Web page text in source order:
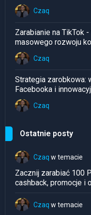
Czaq
Zarabianie na TikTok
masowego rozwoju
Czaq
Strategia zarobkowa:
Facebooka i
Czaq
Ostatnie posty
Czaq w temacie
Zacznij zarabiać 100
cashback, promocje i
Czaq w temacie